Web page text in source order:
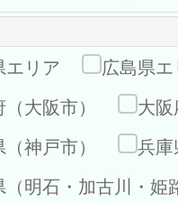
エリア
広島県エ
大阪市）
大阪
神戸市）
兵庫
明石・加古川・姫